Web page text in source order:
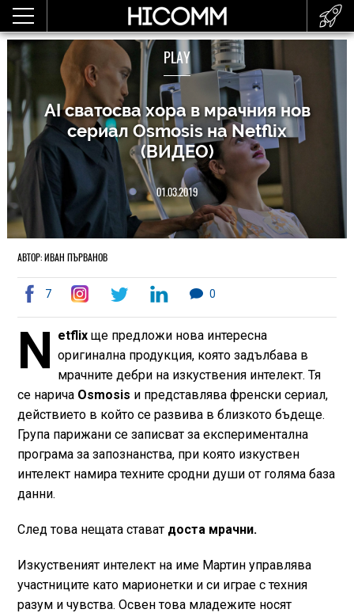
PLAY
AI сватосва хора в мрачния нов
сериал Osmosis на Netflix
(ВИДЕО)
01.03.2019
АВТОР: ИВАН ПЪРВАНОВ
7 0
N etflix ще предложи нова интересна
оригинална продукция, която задълбава в
мрачните дебри на изкуствения интелект. Тя
се нарича Osmosis и представлява френски сериал,
действието в който се развива в близкото бъдеще.
Група парижани се записват за експериментална
програма за запознанства, при която изкуствен
интелект намира техните сродни души от голяма база
данни.
След това нещата стават доста мрачни.
Изкуственият интелект на име Мартин управлява
участниците като марионетки и си играе с техния
разум и чувства. Освен това младежите носят